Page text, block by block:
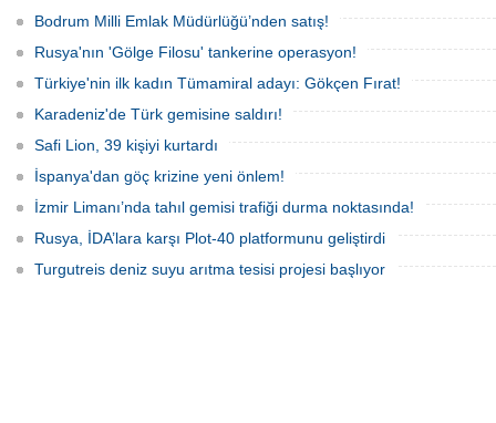
Bodrum Milli Emlak Müdürlüğü’nden satış!
Rusya'nın 'Gölge Filosu' tankerine operasyon!
Türkiye'nin ilk kadın Tümamiral adayı: Gökçen Fırat!
Karadeniz'de Türk gemisine saldırı!
Safi Lion, 39 kişiyi kurtardı
İspanya'dan göç krizine yeni önlem!
İzmir Limanı’nda tahıl gemisi trafiği durma noktasında!
Rusya, İDA’lara karşı Plot-40 platformunu geliştirdi
Turgutreis deniz suyu arıtma tesisi projesi başlıyor